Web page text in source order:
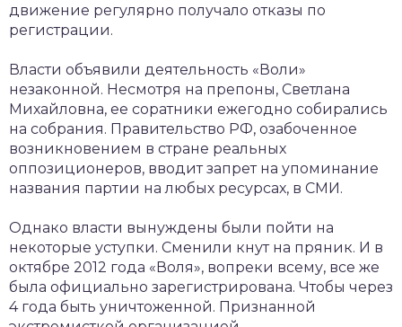
движение регулярно получало отказы по
регистрации.
Власти объявили деятельность «Воли»
незаконной. Несмотря на препоны, Светлана
Михайловна, ее соратники ежегодно собирались
на собрания. Правительство РФ, озабоченное
возникновением в стране реальных
оппозиционеров, вводит запрет на упоминание
названия партии на любых ресурсах, в СМИ.
Однако власти вынуждены были пойти на
некоторые уступки. Сменили кнут на пряник. И в
октябре 2012 года «Воля», вопреки всему, все же
была официально зарегистрирована. Чтобы через
4 года быть уничтоженной. Признанной